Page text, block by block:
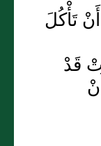
تَأْكُلَ
قَدْ